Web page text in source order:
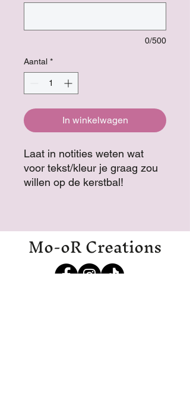
0/500
Aantal *
In winkelwagen
Laat in notities weten wat
voor tekst/kleur je graag zou
willen op de kerstbal!
Mo-oR Creations